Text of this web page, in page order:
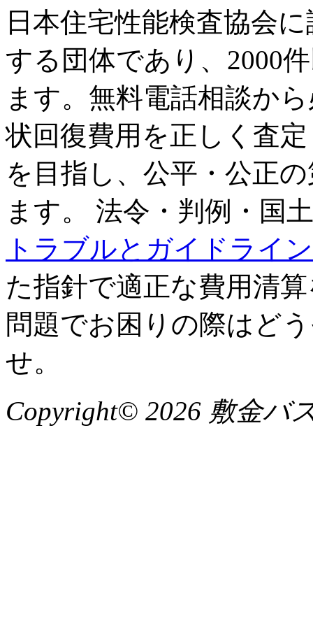
日本住宅性能検査協会
する団体であり、2000
ます。無料電話相談か
状回復費用を正しく査
を目指し、公平・公正
ます。 法令・判例・国
トラブルとガイドライ
た指針で適正な費用清
問題でお困りの際はど
せ。
Copyright© 2026 敷金バ